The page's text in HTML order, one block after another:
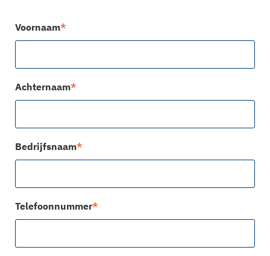
Voornaam*
Achternaam*
Bedrijfsnaam*
Telefoonnummer*